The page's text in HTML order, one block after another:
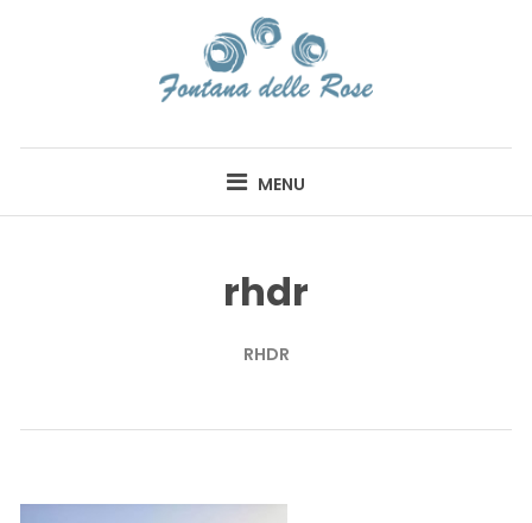
FONTANA DELLE
MENU
rhdr
RHDR